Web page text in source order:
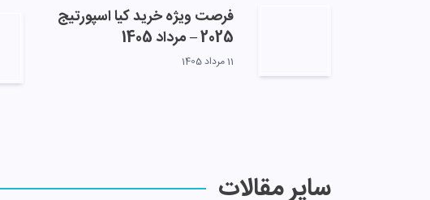
فرصت ویژه خرید کیا اسپورتیج
2025 – مرداد 1405
11 مرداد 1405
سایر مقالات